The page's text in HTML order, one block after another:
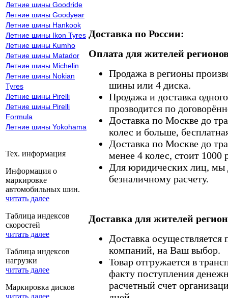
Летние шины Goodride
Летние шины Goodyear
Летние шины Hankook
Летние шины Ikon Tyres
Летние шины Kumho
Летние шины Matador
Летние шины Michelin
Летние шины Nokian
Tyres
Летние шины Pirelli
Летние шины Pirelli
Formula
Летние шины Yokohama
Тех. информация
Информация о
маркировке
автомобильных шин.
читать далее
Таблица индексов
скоростей
читать далее
Таблица индексов
нагрузки
читать далее
Маркировка дисков
читать далее
Доставка по России:
Оплата для жителей
Продажа в регионы
шины или 4 диска.
Продажа и доставка
прозводится по
Доставка по Москве до
колес и больше,
Доставка по Москве до
менее 4 колес, стоит 1000
Для юридических лиц, мы
безналичному расчету.
Доставка для жителей
Доставка
компаний, на Ваш выбор.
Товар отгружается в
факту поступления
расчетный счет